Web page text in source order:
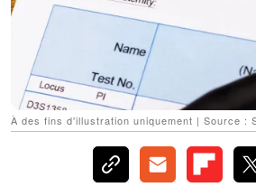
À des fins d'illustration uniquement | Source :